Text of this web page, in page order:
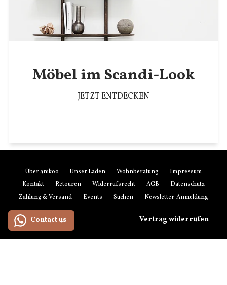
Möbel im Scandi-Look
JETZT ENTDECKEN
Über anikoo Unser Laden Wohnberatung
Impressum
Kontakt
Retouren Widerrufsrecht AGB
Datenschutz
Zahlung & Versand
Events Suchen Newsletter-Anmeldung
Vertrag widerrufen
Contact us